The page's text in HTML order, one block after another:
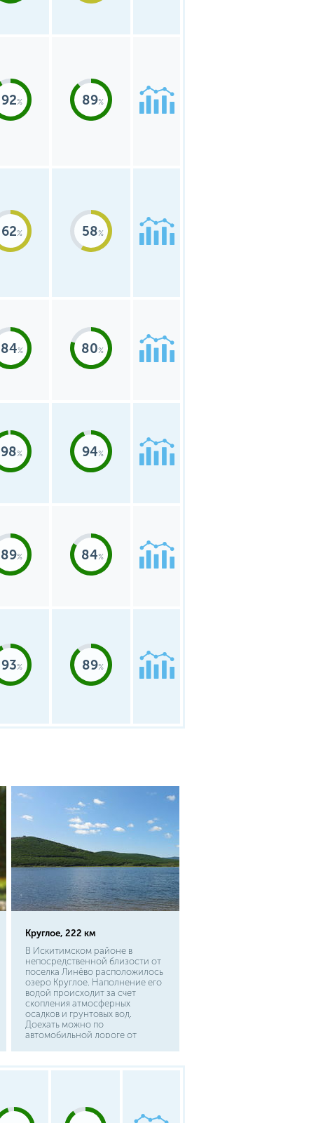
92 89
62 58
84 80
98 94
89 84
93 89
Круглое, 222 км
В Искитимском районе в
непосредственной близости от
поселка Линёво расположилось
озеро Круглое. Наполнение его
водой происходит за счет
скопления атмосферных
осадков и грунтовых вод.
Доехать можно по
автомобильной дороге от
береговой зоне нет.